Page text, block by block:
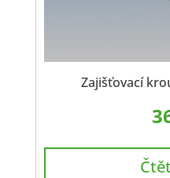
Zajišťovací